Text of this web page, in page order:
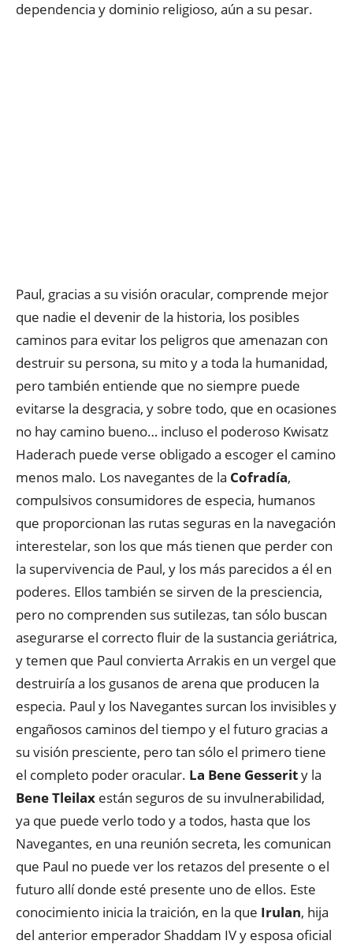
dependencia y dominio religioso, aún a su pesar.
Paul, gracias a su visión oracular, comprende mejor
que nadie el devenir de la historia, los posibles
caminos para evitar los peligros que amenazan con
destruir su persona, su mito y a toda la humanidad,
pero también entiende que no siempre puede
evitarse la desgracia, y sobre todo, que en ocasiones
no hay camino bueno… incluso el poderoso Kwisatz
Haderach puede verse obligado a escoger el camino
menos malo. Los navegantes de la Cofradía,
compulsivos consumidores de especia, humanos
que proporcionan las rutas seguras en la navegación
interestelar, son los que más tienen que perder con
la supervivencia de Paul, y los más parecidos a él en
poderes. Ellos también se sirven de la presciencia,
pero no comprenden sus sutilezas, tan sólo buscan
asegurarse el correcto fluir de la sustancia geriátrica,
y temen que Paul convierta Arrakis en un vergel que
destruiría a los gusanos de arena que producen la
especia. Paul y los Navegantes surcan los invisibles y
engañosos caminos del tiempo y el futuro gracias a
su visión presciente, pero tan sólo el primero tiene
el completo poder oracular. La Bene Gesserity la
Bene Tleilax están seguros de su invulnerabilidad,
ya que puede verlo todo y a todos, hasta que los
Navegantes, en una reunión secreta, les comunican
que Paul no puede ver los retazos del presente o el
futuro allí donde esté presente uno de ellos. Este
conocimiento inicia la traición, en la que Irulan, hija
del anterior emperador Shaddam IV y esposa oficial